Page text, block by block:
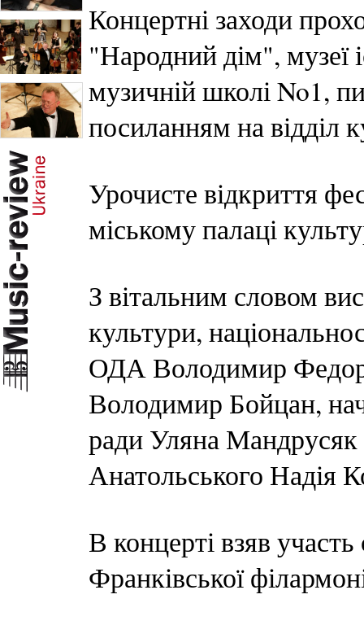
Концертні заходи
"Народний дім", музеї
музичній школі No1,
посиланням на відділ
Урочисте відкриття
міському палаці
З вітальним словом
культури,
ОДА Володимир
Володимир Бойцан,
ради Уляна
Анатольського Надія
В концерті взяв
Франківської